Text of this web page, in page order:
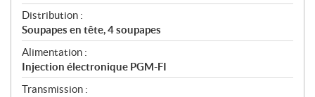
Distribution :
Soupapes en tête, 4 soupapes
Alimentation :
Injection électronique PGM-FI
Transmission :